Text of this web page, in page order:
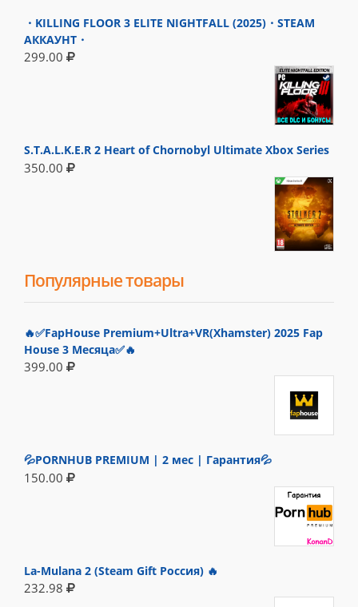
・KILLING FLOOR 3 ELITE NIGHTFALL (2025)・STEAM
АККАУНТ・
299.00
S.T.A.L.K.E.R 2 Heart of Chornobyl Ultimate Xbox Series
350.00
Популярные товары
🔥✅FapHouse Premium+Ultra+VR(Xhamster) 2025 Fap
House 3 Месяца✅🔥
399.00
💦PORNHUB PREMIUM | 2 мес | Гарантия💦
150.00
La-Mulana 2 (Steam Gift Россия) 🔥
232.98